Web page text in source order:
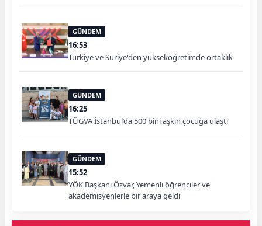
GÜNDEM
16:53
Türkiye ve Suriye'den yükseköğretimde ortaklık
GÜNDEM
16:25
TÜGVA İstanbul’da 500 bini aşkın çocuğa ulaştı
GÜNDEM
15:52
YÖK Başkanı Özvar, Yemenli öğrenciler ve
akademisyenlerle bir araya geldi